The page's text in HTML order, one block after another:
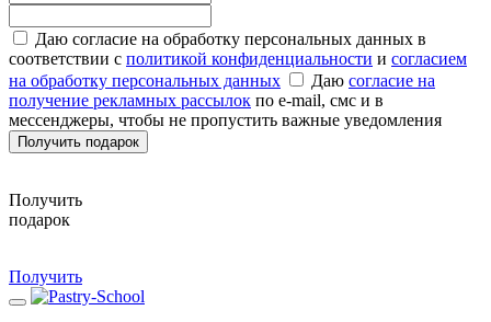
Даю согласие на обработку персональных данных в
соответствии с политикой конфиденциальности и согласием
на обработку персональных данных
Даю согласие на
получение рекламных рассылок по e-mail, смс и в
мессенджеры, чтобы не пропустить важные уведомления
Получить подарок
Получить
подарок
Получить